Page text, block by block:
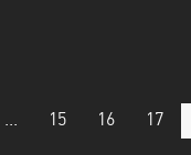
... 15 16 17